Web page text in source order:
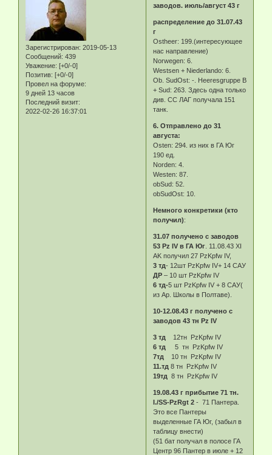
Зарегистрирован: 2019-05-13
Сообщений: 439
Уважение: [+0/-0]
Позитив: [+0/-0]
Провел на форуме:
9 дней 13 часов
Последний визит:
2022-02-26 16:37:01
заводов. июль/август 43 г
распределение до 31.07.43
г
Ostheer: 199.(интересующее
нас направление)
Norwegen: 6.
Westsen + Niederlando: 6.
Ob. SudOst: -. Heeresgruppe B
+ Sud: 263. Здесь одна только
див. СС ЛАГ получала 151
танк.
6. Отправлено до 31
августа:
Osten: 294. из них в ГА Юг
190 ед.
Norden: 4.
Westen: 87.
obSud: 52.
obSudOst: 10.
Немного конкретики (кто
получил):
31.07 получено с заводов
53 Pz IV в ГА Юг . 11.08.43 XI
AK получил 27 PzKpfw IV,
3 тд- 12шт PzKpfw IV+ 14 САУ
ДР– 10 шт PzKpfw IV
6 тд-5 шт PzKpfw IV + 8 САУ(
из Ар. Школы в Полтаве).
10-12.08.43 г получено с
заводов 43 тн Pz IV
3 тд
12тн PzKpfw IV
6 тд
5 тн PzKpfw IV
7тд
10 тн PzKpfw IV
11.тд8 тн PzKpfw IV
19тд8 тн PzKpfw IV
19.08.43 г прибытие 71 тн.
I./SS-PzRgt 2 - 71 Пантера.
Это все Пантеры
выделенные ГА Юг, (забыл в
таблицу внести)
(51 бат получал в полосе ГА
Центр 96 Пантер в июле + 12